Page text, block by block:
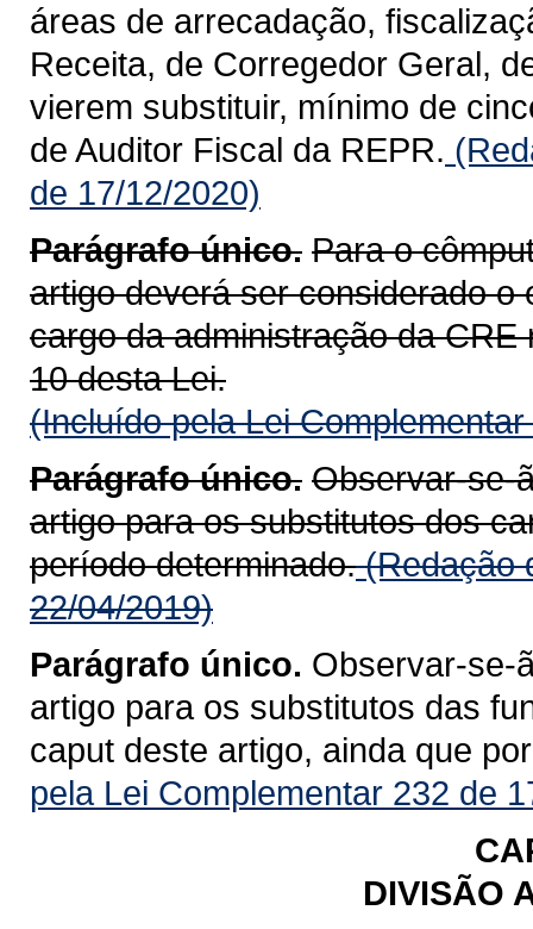
áreas de arrecadação,
Receita, de Corregedor Geral,
vierem substituir, mínimo de
de Auditor Fiscal da REPR.
de 17/12/2020)
Parágrafo único. Para o
artigo deverá ser considerado
cargo da administração da
10 desta Lei.
(Incluído pela Lei
Parágrafo único. Observar-se-
artigo para os substitutos dos
período determinado.(Redação
22/04/2019)
Parágrafo único. Observar-se-
artigo para os substitutos das
caput deste artigo, ainda que
pela Lei Complementar 232 de
DIVISÃO